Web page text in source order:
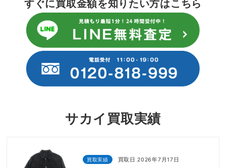
すぐに買取金額を知りたい方はこちら
サカイ買取実績
買取実績 買取日 2026年7月17日